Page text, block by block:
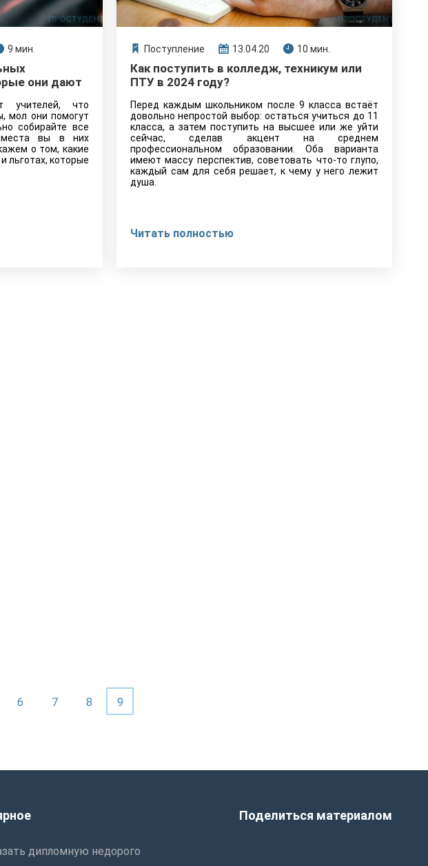
9 мин.
они дают
учителей, что
мол они помогут
собирайте все
вы в них
о том, какие
льготах, которые
Поступление 13.04.20 10 мин.
Как поступить в колледж, техникум или
ПТУ в 2024 году?
Перед каждым школьником после 9 класса встаёт
довольно непростой выбор: остаться учиться до 11
класса, а затем поступить на высшее или же уйти
сейчас, сделав акцент на среднем
профессиональном образовании. Оба варианта
имеют массу перспектив, советовать что-то глупо,
каждый сам для себя решает, к чему у него лежит
душа.
Читать полностью
6 7 8 9
дипломную недорого
Поделиться материалом